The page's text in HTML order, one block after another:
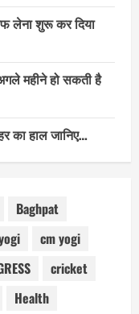
लेना शुरू कर दिया
महीने हो सकती है
का हाल जानिए…
Baghpat
cm yogi
cricket
Health